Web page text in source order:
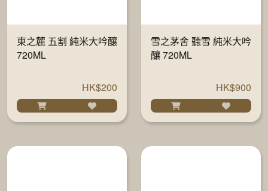
東之麓 五割 純米大吟釀
720ML
HK$200
雪之茅舍 聽雪 純米大吟
釀 720ML
HK$900